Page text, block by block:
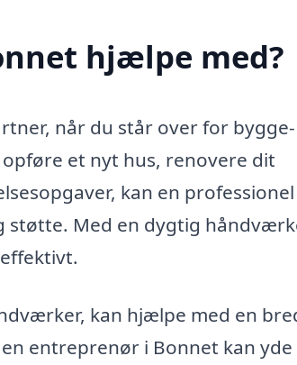
hjælpe med?
når du står over for
et nyt hus, renovere dit
kan en professionel
støtte. Med en dygtig
kan hjælpe med en
entreprenør i Bonnet kan yde